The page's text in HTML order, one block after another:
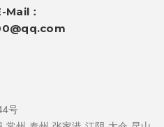
Mail：
号